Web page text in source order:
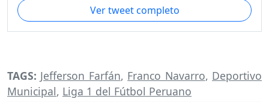
Ver tweet completo
TAGS: Jefferson Farfán, Franco Navarro, Deportivo
Municipal, Liga 1 del Fútbol Peruano